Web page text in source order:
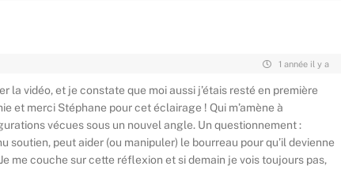
1 année il y a
la vidéo, et je constate que moi aussi j’étais resté en première
et merci Stéphane pour cet éclairage ! Qui m’amène à
vécues sous un nouvel angle. Un questionnement :
soutien, peut aider (ou manipuler) le bourreau pour qu’il devienne
me couche sur cette réflexion et si demain je vois toujours pas,